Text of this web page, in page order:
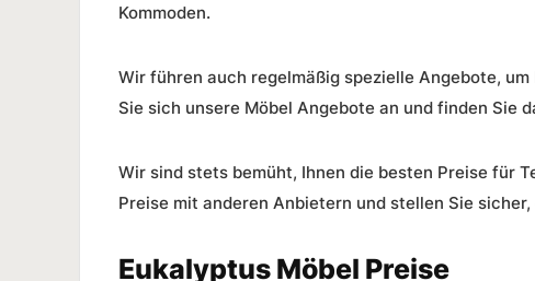
Kommoden.
Wir führen auch regelmäßig spezielle Angebote,
Sie sich unsere Möbel Angebote an und finden Sie
Wir sind stets bemüht, Ihnen die besten Preise für
Preise mit anderen Anbietern und stellen Sie
Eukalyptus Möbel Preise